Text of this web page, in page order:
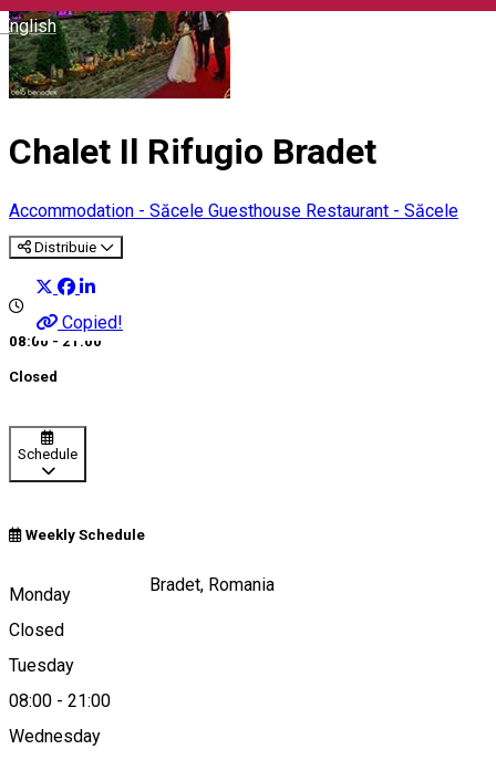
English
Chalet Il Rifugio Bradet
Accommodation - Săcele Guesthouse Restaurant - Săcele
Distribuie
Copied!
08:00 - 21:00
Closed
Schedule
Weekly Schedule
Monday
Closed
Tuesday
08:00 - 21:00
Wednesday
str Barajului nr 80, Bradet, Romania
Map